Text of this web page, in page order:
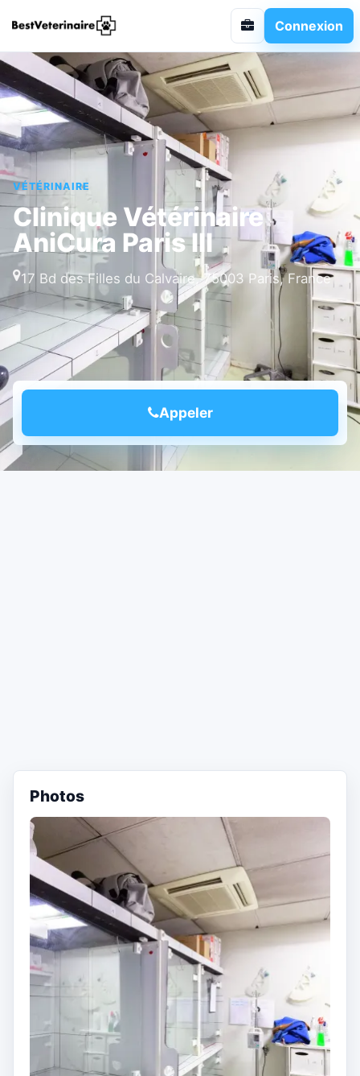
Connexion
VÉTÉRINAIRE
Clinique Vétérinaire
AniCura Paris III
17 Bd des Filles du Calvaire, 75003 Paris, France
Appeler
Photos